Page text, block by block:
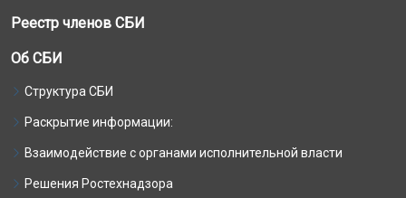
Реестр членов СБИ
Об СБИ
Структура СБИ
Раскрытие информации:
Взаимодействие с органами исполнительной власти
Решения Ростехнадзора